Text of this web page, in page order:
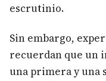
escrutinio.
Sin embargo,
recuerdan que un
una primera y una